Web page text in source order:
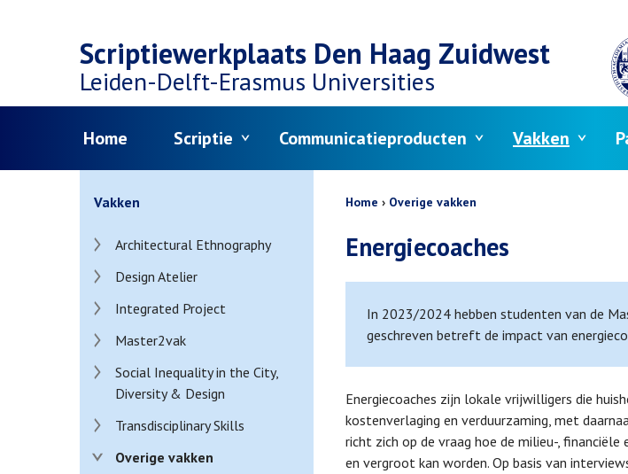
main
Scriptiewerkplaats Den Haag Zuidwest
Leiden-Delft-Erasmus Universities
Home Scriptie Communicatieproducten Vakken
Breadcrumb
Home Overige vakken
Energiecoaches
In 2023/2024 hebben studenten van de
geschreven betreft de impact van
Energiecoaches zijn lokale vrijwilligers die
kostenverlaging en verduurzaming, met
richt zich op de vraag hoe de milieu-,
en vergroot kan worden. Op basis van
Vakken
Architectural Ethnography
Design Atelier
Integrated Project
Master2vak
Social Inequality in the City,
Diversity & Design
Transdisciplinary Skills
Overige vakken